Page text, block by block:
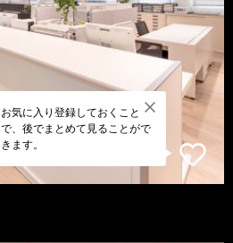
お気に入り登録しておくこと
で、後でまとめて見ることがで
きます。